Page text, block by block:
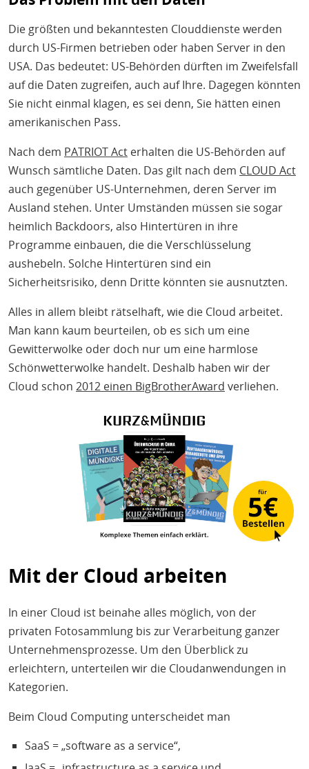
Die größten und bekanntesten Clouddienste werden
durch US-Firmen betrieben oder haben Server in den
USA. Das bedeutet: US-Behörden dürften im Zweifelsfall
auf die Daten zugreifen, auch auf Ihre. Dagegen könnten
Sie nicht einmal klagen, es sei denn, Sie hätten einen
amerikanischen Pass.
Nach dem PATRIOT Act erhalten die US-Behörden auf
Wunsch sämtliche Daten. Das gilt nach dem CLOUD Act
auch gegenüber US-Unternehmen, deren Server im
Ausland stehen. Unter Umständen müssen sie sogar
heimlich Backdoors, also Hintertüren in ihre
Programme einbauen, die die Verschlüsselung
aushebeln. Solche Hintertüren sind ein
Sicherheitsrisiko, denn Dritte könnten sie ausnutzten.
Alles in allem bleibt rätselhaft, wie die Cloud arbeitet.
Man kann kaum beurteilen, ob es sich um eine
Gewitterwolke oder doch nur um eine harmlose
Schönwetterwolke handelt. Deshalb haben wir der
Cloud schon 2012 einen BigBrotherAward verliehen.
Mit der Cloud arbeiten
In einer Cloud ist beinahe alles möglich, von der
privaten Fotosammlung bis zur Verarbeitung ganzer
Unternehmensprozesse. Um den Überblick zu
erleichtern, unterteilen wir die Cloudanwendungen in
Kategorien.
Beim Cloud Computing unterscheidet man
SaaS = „software as a service“,